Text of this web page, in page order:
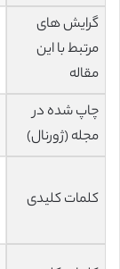
گرایش های
مرتبط با این
مقاله
چاپ شده در
مجله (ژورنال)
کلمات کلیدی